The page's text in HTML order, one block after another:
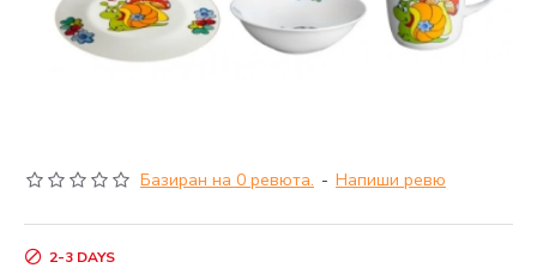
Базиран на 0 ревюта. - Напиши ревю
2-3 DAYS